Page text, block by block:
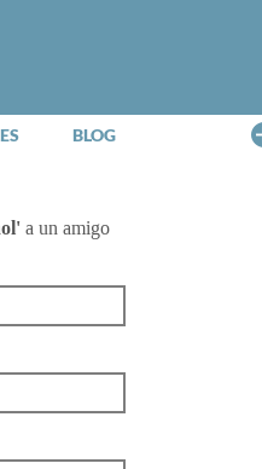
BLOG
a un amigo